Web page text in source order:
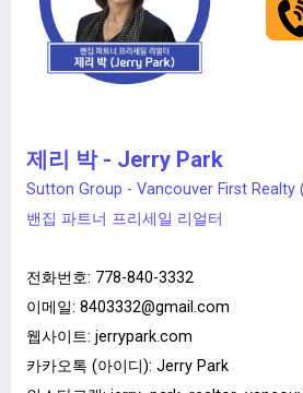
제리 박 - Jerry Park
Sutton Group - Vancouver First Realty
밴집 파트너 프리세일 리얼터
전화번호: 778-840-3332
이메일: 8403332@gmail.com
웹사이트: jerrypark.com
카카오톡 (아이디): Jerry Park